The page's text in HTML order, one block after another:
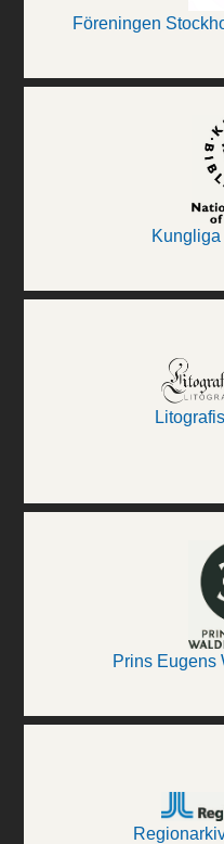
Föreningen
Prins Eugens